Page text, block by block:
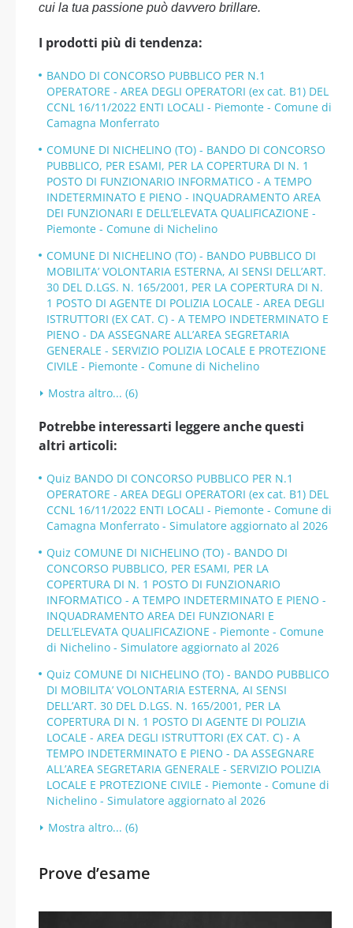
cui la tua passione può davvero brillare.
I prodotti più di tendenza:
BANDO DI CONCORSO PUBBLICO PER N.1
OPERATORE - AREA DEGLI OPERATORI (ex cat. B1) DEL
CCNL 16/11/2022 ENTI LOCALI - Piemonte - Comune di
Camagna Monferrato
COMUNE DI NICHELINO (TO) - BANDO DI CONCORSO
PUBBLICO, PER ESAMI, PER LA COPERTURA DI N. 1
POSTO DI FUNZIONARIO INFORMATICO - A TEMPO
INDETERMINATO E PIENO - INQUADRAMENTO AREA
DEI FUNZIONARI E DELL’ELEVATA QUALIFICAZIONE -
Piemonte - Comune di Nichelino
COMUNE DI NICHELINO (TO) - BANDO PUBBLICO DI
MOBILITA’ VOLONTARIA ESTERNA, AI SENSI DELL’ART.
30 DEL D.LGS. N. 165/2001, PER LA COPERTURA DI N.
1 POSTO DI AGENTE DI POLIZIA LOCALE - AREA DEGLI
ISTRUTTORI (EX CAT. C) - A TEMPO INDETERMINATO E
PIENO - DA ASSEGNARE ALL’AREA SEGRETARIA
GENERALE - SERVIZIO POLIZIA LOCALE E PROTEZIONE
CIVILE - Piemonte - Comune di Nichelino
Mostra altro... (6)
Potrebbe interessarti leggere anche questi
altri articoli:
Quiz BANDO DI CONCORSO PUBBLICO PER N.1
OPERATORE - AREA DEGLI OPERATORI (ex cat. B1) DEL
CCNL 16/11/2022 ENTI LOCALI - Piemonte - Comune di
Camagna Monferrato - Simulatore aggiornato al 2026
Quiz COMUNE DI NICHELINO (TO) - BANDO DI
CONCORSO PUBBLICO, PER ESAMI, PER LA
COPERTURA DI N. 1 POSTO DI FUNZIONARIO
INFORMATICO - A TEMPO INDETERMINATO E PIENO -
INQUADRAMENTO AREA DEI FUNZIONARI E
DELL’ELEVATA QUALIFICAZIONE - Piemonte - Comune
di Nichelino - Simulatore aggiornato al 2026
Quiz COMUNE DI NICHELINO (TO) - BANDO PUBBLICO
DI MOBILITA’ VOLONTARIA ESTERNA, AI SENSI
DELL’ART. 30 DEL D.LGS. N. 165/2001, PER LA
COPERTURA DI N. 1 POSTO DI AGENTE DI POLIZIA
LOCALE - AREA DEGLI ISTRUTTORI (EX CAT. C) - A
TEMPO INDETERMINATO E PIENO - DA ASSEGNARE
ALL’AREA SEGRETARIA GENERALE - SERVIZIO POLIZIA
LOCALE E PROTEZIONE CIVILE - Piemonte - Comune di
Nichelino - Simulatore aggiornato al 2026
Mostra altro... (6)
Prove d’esame